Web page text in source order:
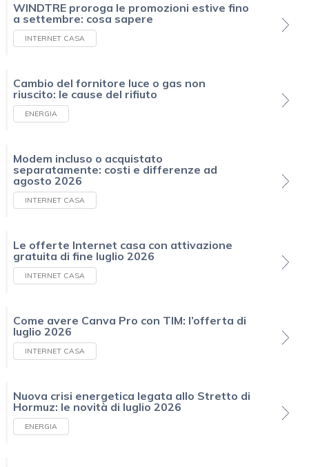
WINDTRE proroga le promozioni estive fino
a settembre: cosa sapere
INTERNET CASA
Cambio del fornitore luce o gas non
riuscito: le cause del rifiuto
ENERGIA
Modem incluso o acquistato
separatamente: costi e differenze ad
agosto 2026
INTERNET CASA
Le offerte Internet casa con attivazione
gratuita di fine luglio 2026
INTERNET CASA
Come avere Canva Pro con TIM: l’offerta di
luglio 2026
INTERNET CASA
Nuova crisi energetica legata allo Stretto di
Hormuz: le novità di luglio 2026
ENERGIA